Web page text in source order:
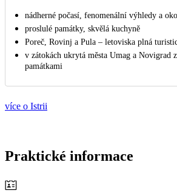
nádherné počasí, fenomenální výhledy a
proslulé památky, skvělá kuchyně
Poreč, Rovinj a Pula – letoviska plná
v zátokách ukrytá města Umag a Novigrad
památkami
více o Istrii
Praktické informace